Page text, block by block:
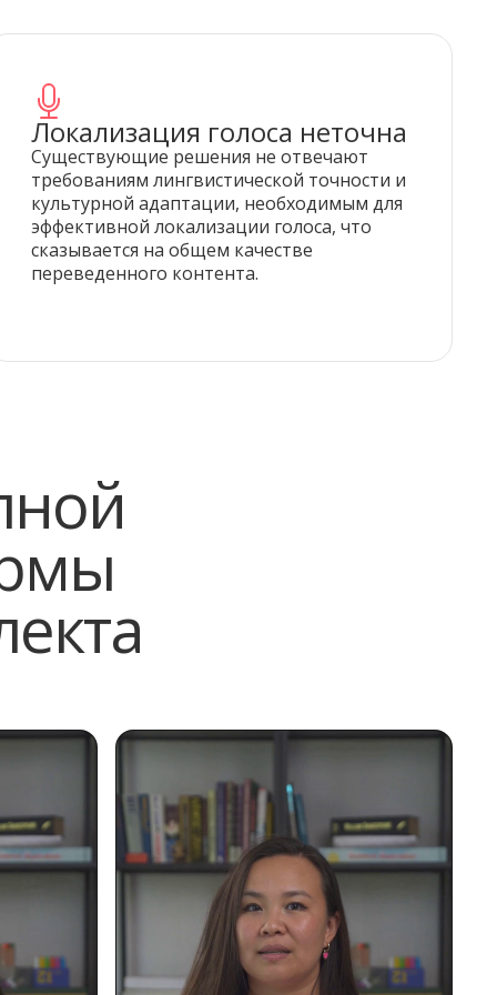
Локализация голоса неточна
Существующие решения не отвечают
требованиям лингвистической точности и
культурной адаптации, необходимым для
эффективной локализации голоса, что
сказывается на общем качестве
переведенного контента.